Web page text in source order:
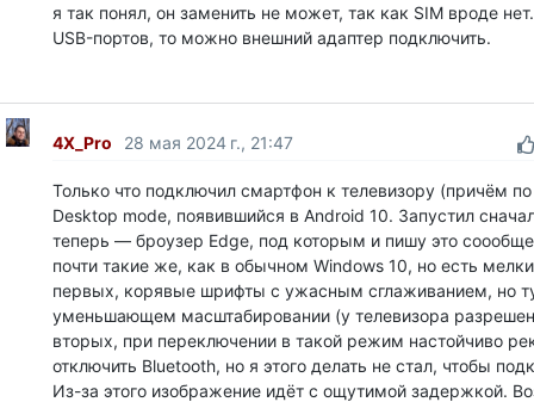
я так понял, он заменить не может, так как SIM вроде
USB-портов, то можно внешний адаптер подключить.
4X_Pro 28 мая 2024 г., 21:47
Только что подключил смартфон к телевизору (причём
Desktop mode, появившийся в Android 10. Запустил
теперь — броузер Edge, под которым и пишу это
почти такие же, как в обычном Windows 10, но есть
первых, корявые шрифты с ужасным сглаживанием, но
уменьшающем масштабировании (у телевизора
вторых, при переключении в такой режим настойчиво
отключить Bluetooth, но я этого делать не стал, чтобы
Из-за этого изображение идёт с ощутимой задержкой.